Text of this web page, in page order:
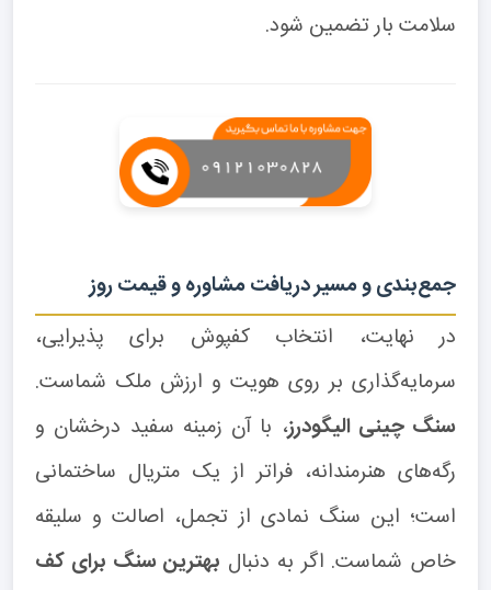
سلامت بار تضمین شود.
جمع‌بندی و مسیر دریافت مشاوره و قیمت روز
در نهایت، انتخاب کفپوش برای پذیرایی،
سرمایه‌گذاری بر روی هویت و ارزش ملک شماست.
سنگ چینی الیگودرز، با آن زمینه سفید درخشان و
رگه‌های هنرمندانه، فراتر از یک متریال ساختمانی
است؛ این سنگ نمادی از تجمل، اصالت و سلیقه
خاص شماست. اگر به دنبال بهترین سنگ برای کف